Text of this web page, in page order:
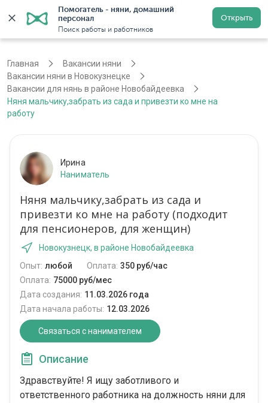
Помогатель - няни, домашний
персонал
Поиск работы и работников
Открыть
Новокузнецк Регистрация
Главная
Вакансии няни
Вакансии няни в Новокузнецке
Вакансии для нянь в районе Новобайдеевка
Няня мальчику,забрать из сада и привезти ко мне на
работу
Ирина
Наниматель
Няня мальчику,забрать из сада и
привезти ко мне на работу (подходит
для пенсионеров, для женщин)
Новокузнецк, в районе Новобайдеевка
Опыт: любой Оплата: 350 руб/час
Оплата: 75000 руб/мес
Дата создания: 11.03.2026 года
Дата начала работы: 12.03.2026
Связаться с нанимателем
Описание
Здравствуйте! Я ищу заботливого и
ответственного работника на должность няни для